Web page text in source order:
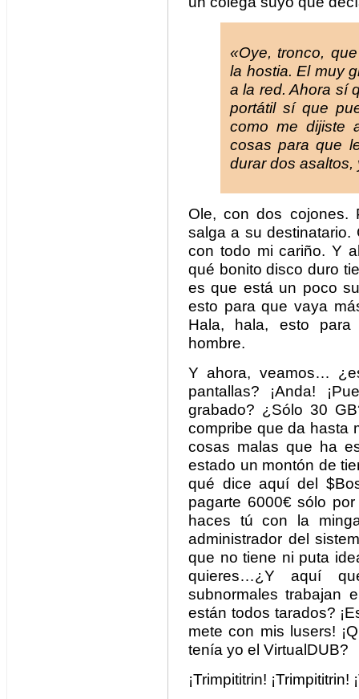
«Oye, tronco,
la hostia. El muy
a la red. Ahora sí
portátil sí que
como me dijiste
cosas para que
durar dos asaltos,
Ole, con dos cojones.
salga a su destinatario.
con todo mi cariño. Y
qué bonito disco duro
es que está un poco
esto para que vaya
Hala, hala, esto
hombre.
Y ahora, veamos…
pantallas? ¡Anda!
grabado? ¿Sólo 30
compribe que da hasta
cosas malas que ha
estado un montón de
qué dice aquí del
pagarte 6000€ sólo
haces tú con la
administrador del
que no tiene ni puta
quieres…¿Y aquí
subnormales trabajan
están todos tarados?
mete con mis lusers!
tenía yo el VirtualDUB?
¡Trimpititrin! ¡Trimpititrin!